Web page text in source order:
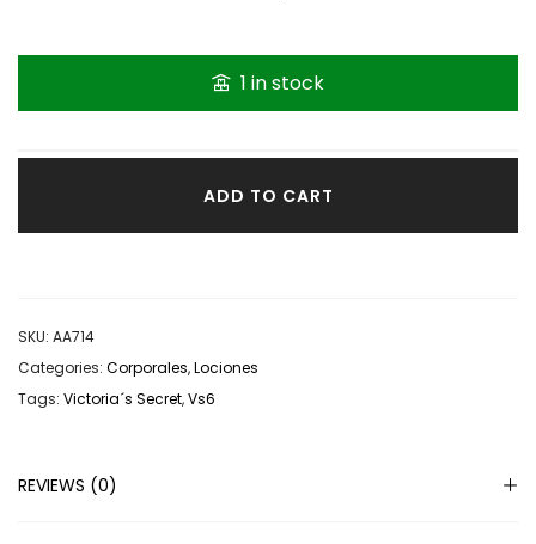
1 in stock
Victoria’s Secret – Pear Glace quantity
ADD TO CART
SKU: AA714
Categories: Corporales,Lociones
Tags: Victoria´s Secret,Vs6
REVIEWS (0)